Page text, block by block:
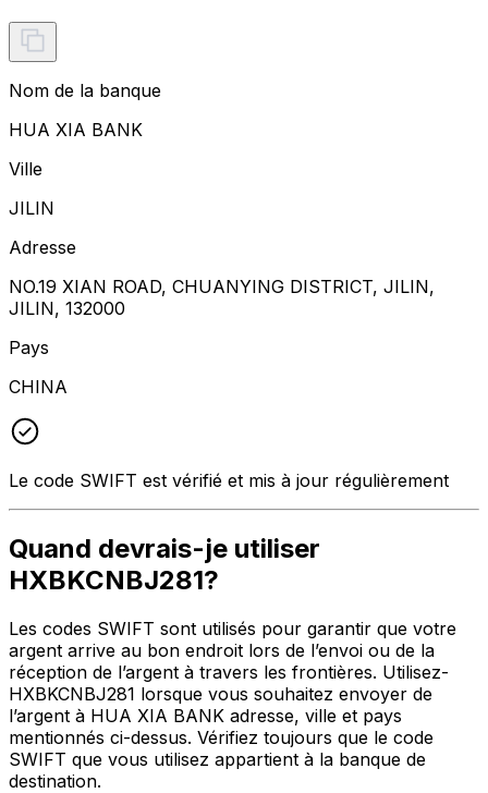
Nom de la banque
HUA XIA BANK
Ville
JILIN
Adresse
NO.19 XIAN ROAD, CHUANYING DISTRICT, JILIN,
JILIN, 132000
Pays
CHINA
Le code SWIFT est vérifié et mis à jour régulièrement
Quand devrais-je utiliser
HXBKCNBJ281?
Les codes SWIFT sont utilisés pour garantir que votre
argent arrive au bon endroit lors de l’envoi ou de la
réception de l’argent à travers les frontières. Utilisez-
HXBKCNBJ281 lorsque vous souhaitez envoyer de
l’argent à HUA XIA BANK adresse, ville et pays
mentionnés ci-dessus. Vérifiez toujours que le code
SWIFT que vous utilisez appartient à la banque de
destination.